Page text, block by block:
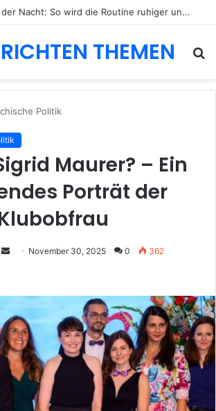
Abpumpen in der Nacht: So wird die Routine ruhiger und besser planbar
THEMEN
Politik
Maurer? – Ein
Porträt der
Send November 30, 2025 0 362